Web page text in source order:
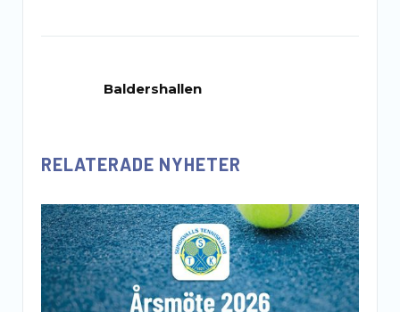
Baldershallen
RELATERADE NYHETER